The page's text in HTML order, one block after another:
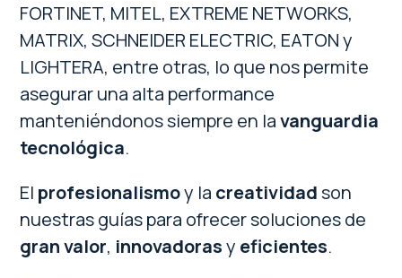
FORTINET, MITEL, EXTREME NETWORKS,
MATRIX, SCHNEIDER ELECTRIC, EATON y
LIGHTERA, entre otras, lo que nos permite
asegurar una alta performance
manteniéndonos siempre en lavanguardia
tecnológica.
El profesionalismoy la creatividadson
nuestras guías para ofrecer soluciones de
gran valor, innovadorasy eficientes.